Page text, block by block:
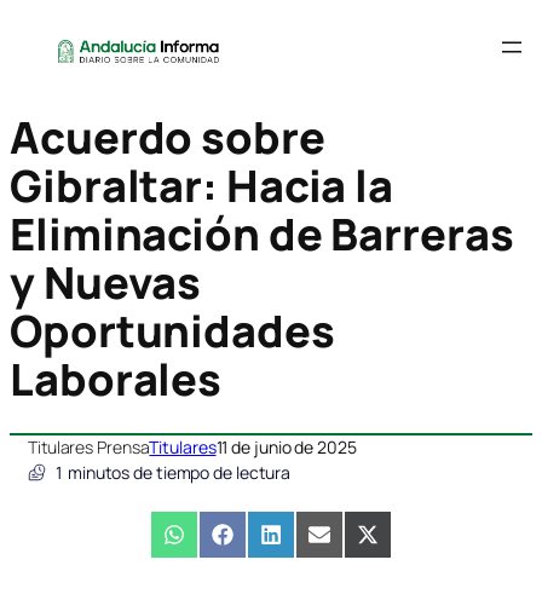
Acuerdo sobre
Gibraltar: Hacia la
Eliminación de Barreras
y Nuevas
Oportunidades
Laborales
Titulares PrensaTitulares11 de junio de 2025
1 minutos de tiempo de lectura
Compartir
en
WhatsAppCompartir
en
FacebookCompartir
en
LinkedInCompartir
en
EmailCompartir
en
X
(Twitter)